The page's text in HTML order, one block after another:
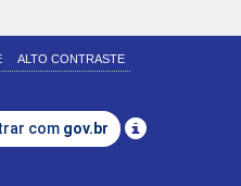
ALTO CONTRASTE
com gov.br